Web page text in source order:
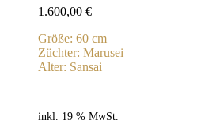
1.600,00 €
Größe: 60 cm
Züchter: Marusei
Alter: Sansai
inkl. 19 % MwSt.